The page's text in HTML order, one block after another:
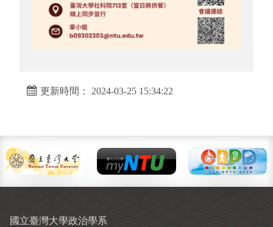
更新時間： 2024-03-25 15:34:22
國立臺灣大學政治學系